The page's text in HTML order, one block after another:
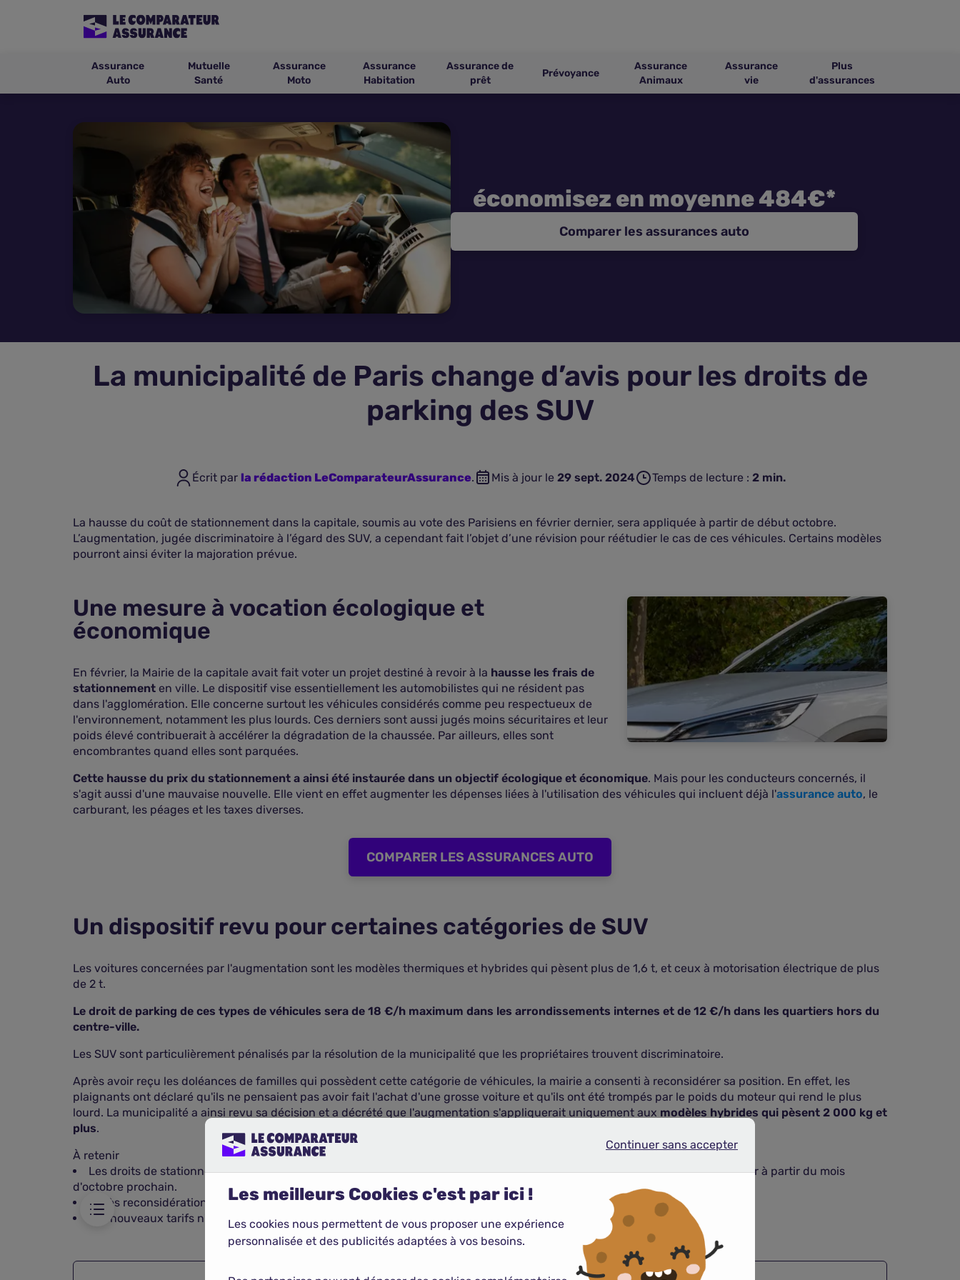
Assurance
Auto
Mutuelle
Santé
Assurance
Moto
Assurance
Habitation
Assurance de
prêt
Prévoyance
Assurance
Animaux
Assurance
vie
Plus
d'assurances
économisez en moyenne 484€*
Comparer les assurances auto
La municipalité de Paris change d’avis pour les droits de
parking des SUV
Écrit par la rédaction LeComparateurAssurance. Mis à jour le 29 sept. 2024 Temps de lecture : 2min.
La hausse du coût de stationnement dans la capitale, soumis au vote des Parisiens en février dernier, sera appliquée à partir de début octobre.
L’augmentation, jugée discriminatoire à l’égard des SUV, a cependant fait l’objet d’une révision pour réétudier le cas de ces véhicules. Certains modèles
pourront ainsi éviter la majoration prévue.
Une mesure à vocation écologique et
économique
En février, la Mairie de la capitale avait fait voter un projet destiné à revoir à la hausse les frais de
stationnement en ville. Le dispositif vise essentiellement les automobilistes qui ne résident pas
dans l'agglomération. Elle concerne surtout les véhicules considérés comme peu respectueux de
l'environnement, notamment les plus lourds. Ces derniers sont aussi jugés moins sécuritaires et leur
poids élevé contribuerait à accélérer la dégradation de la chaussée. Par ailleurs, elles sont
encombrantes quand elles sont parquées.
Cette hausse du prix du stationnement a ainsi été instaurée dans un objectif écologique et économique. Mais pour les conducteurs concernés, il
s'agit aussi d'une mauvaise nouvelle. Elle vient en effet augmenter les dépenses liées à l'utilisation des véhicules qui incluent déjà l'assurance auto, le
carburant, les péages et les taxes diverses.
COMPARER LES ASSURANCES AUTO
Un dispositif revu pour certaines catégories de SUV
Les voitures concernées par l'augmentation sont les modèles thermiques et hybrides qui pèsent plus de 1,6 t, et ceux à motorisation électrique de plus
de 2 t.
Le droit de parking de ces types de véhicules sera de 18 €/h maximum dans les arrondissements internes et de 12 €/h dans les quartiers hors du
centre-ville.
Les SUV sont particulièrement pénalisés par la résolution de la municipalité que les propriétaires trouvent discriminatoire.
Après avoir reçu les doléances de familles qui possèdent cette catégorie de véhicules, la mairie a consenti à reconsidérer sa position. En effet, les
plaignants ont déclaré qu'ils ne pensaient pas avoir fait l'achat d'une grosse voiture et qu'ils ont été trompés par le poids du moteur qui rend le plus
lourd. La municipalité a ainsi revu sa décision et a décrété que l'augmentation s'appliquerait uniquement aux modèles hybrides qui pèsent 2 000 kg et
plus.
À retenir
Les droits de stationnement des grosses voitures thermiques, hybrides et électriques, non résidentes à Paris vont augmenter à partir du mois
d'octobre prochain.
Après reconsidération du cas des SUV, seuls ceux de 2 t ou plus subiront cette hausse.
Les nouveaux tarifs n'excèderont pas 18 €/h dans les quartiers centraux et 12 €/h dans les zones extérieures.
Continuer sans accepter
Les meilleurs Cookies c'est par ici !
Les cookies nous permettent de vous proposer une expérience
personnalisée et des publicités adaptées à vos besoins.
Continuer sans accepter